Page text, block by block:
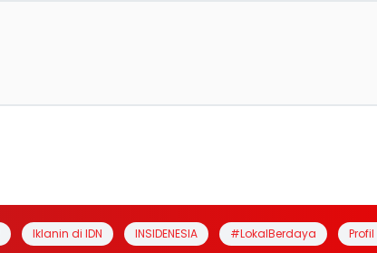
Iklanin di IDN INSIDENESIA #LokalBerdaya